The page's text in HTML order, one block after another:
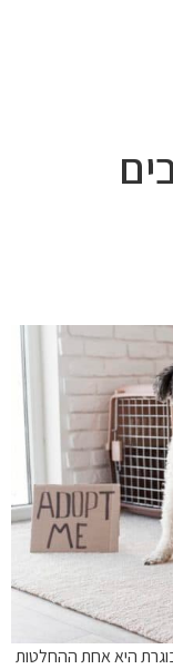
היא אחת ההחלטות